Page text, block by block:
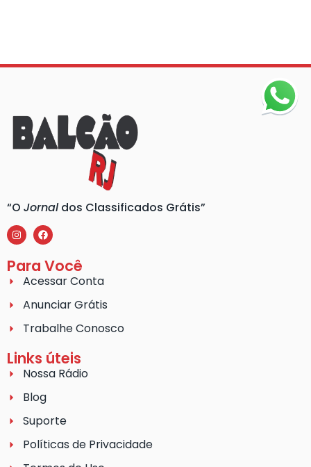
“O Jornaldos Classificados Grátis”
Para Você
Acessar Conta
Anunciar Grátis
Trabalhe Conosco
Links úteis
Nossa Rádio
Blog
Suporte
Políticas de Privacidade